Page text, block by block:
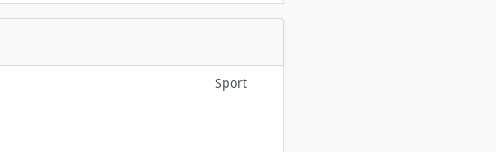
Sport